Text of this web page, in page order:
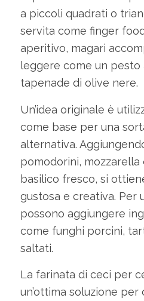
a piccoli quadrati o
servita come finger
aperitivo, magari
leggere come un pesto
tapenade di olive nere.
Un’idea originale è
come base per una
alternativa.
pomodorini,
basilico fresco, si
gustosa e creativa. Per
possono aggiungere
come funghi porcini,
saltati.
La farinata di ceci per
un’ottima soluzione